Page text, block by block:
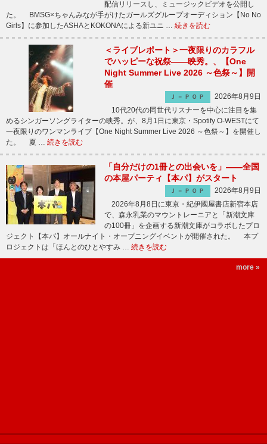
配信リリースし、ミュージックビデオを公開し
た。 BMSG×ちゃんみなが手がけたガールズグループオーディション【No No
Girls】に参加したASHAとKOKONAによる新ユニ … 続きを読む
＜ライブレポート＞一夜限りのカラフル
でハッピーな祝祭――映秀。、【One
Night Summer Live 2026 ～色祭～】開
催
Ｊ－ＰＯＰ
2026年8月9日
10代20代の同世代リスナーを中心に注目を集
めるシンガーソングライターの映秀。が、8月1日に東京・Spotify O-WESTにて
一夜限りのワンマンライブ【One Night Summer Live 2026 ～色祭～】を開催し
た。 夏 … 続きを読む
「自分だけの1冊との出会いを」――全国
の本屋パーティ【本パ】がスタート
Ｊ－ＰＯＰ
2026年8月9日
2026年8月8日に東京・紀伊國屋書店新宿本店
で、森永乳業のマウントレーニアと「新潮文庫
の100冊」を企画する新潮文庫がコラボしたプロ
ジェクト【本パ】オールナイト・オープニングイベントが開催された。 本プ
ロジェクトは「ほんとのひとやすみ … 続きを読む
more »